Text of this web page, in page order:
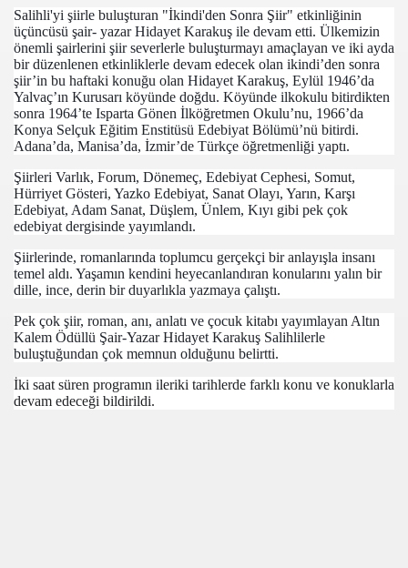
Salihli'yi şiirle buluşturan "İkindi'den Sonra Şiir" etkinliğinin
üçüncüsü şair- yazar Hidayet Karakuş ile devam etti. Ülkemizin
önemli şairlerini şiir severlerle buluşturmayı amaçlayan ve iki ayda
bir düzenlenen etkinliklerle devam edecek olan ikindi’den sonra
şiir’in bu haftaki konuğu olan Hidayet Karakuş, Eylül 1946’da
Yalvaç’ın Kurusarı köyünde doğdu. Köyünde ilkokulu bitirdikten
sonra 1964’te Isparta Gönen İlköğretmen Okulu’nu, 1966’da
Konya Selçuk Eğitim Enstitüsü Edebiyat Bölümü’nü bitirdi.
Adana’da, Manisa’da, İzmir’de Türkçe öğretmenliği yaptı.
Şiirleri Varlık, Forum, Dönemeç, Edebiyat Cephesi, Somut,
Hürriyet Gösteri, Yazko Edebiyat, Sanat Olayı, Yarın, Karşı
Edebiyat, Adam Sanat, Düşlem, Ünlem, Kıyı gibi pek çok
edebiyat dergisinde yayımlandı.
Şiirlerinde, romanlarında toplumcu gerçekçi bir anlayışla insanı
temel aldı. Yaşamın kendini heyecanlandıran konularını yalın bir
dille, ince, derin bir duyarlıkla yazmaya çalıştı.
Pek çok şiir, roman, anı, anlatı ve çocuk kitabı yayımlayan Altın
Kalem Ödüllü Şair-Yazar Hidayet Karakuş Salihlilerle
buluştuğundan çok memnun olduğunu belirtti.
İki saat süren programın ileriki tarihlerde farklı konu ve konuklarla
devam edeceği bildirildi.
... 2304-2494
KAYMAKAM SAĞLAM’DAN ZİYARET